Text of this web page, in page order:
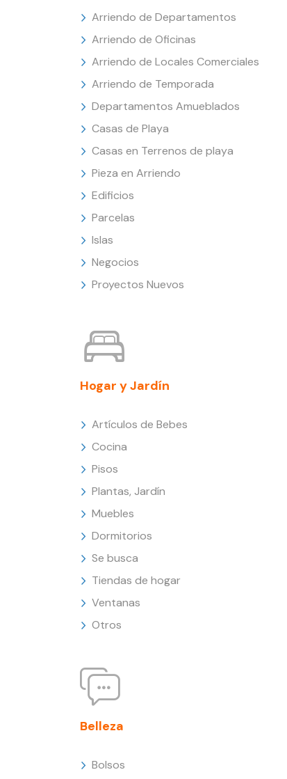
Arriendo de Departamentos
Arriendo de Oficinas
Arriendo de Locales Comerciales
Arriendo de Temporada
Departamentos Amueblados
Casas de Playa
Casas en Terrenos de playa
Pieza en Arriendo
Edificios
Parcelas
Islas
Negocios
Proyectos Nuevos
Hogar y Jardín
Artículos de Bebes
Cocina
Pisos
Plantas, Jardín
Muebles
Dormitorios
Se busca
Tiendas de hogar
Ventanas
Otros
Belleza
Bolsos